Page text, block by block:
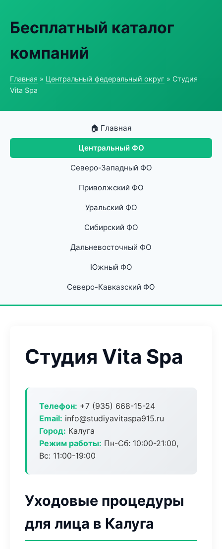
Бесплатный каталог
компаний
Главная » Центральный федеральный округ » Студия
Vita Spa
🏠 Главная
Центральный ФО
Северо-Западный ФО
Приволжский ФО
Уральский ФО
Сибирский ФО
Дальневосточный ФО
Южный ФО
Северо-Кавказский ФО
Студия Vita Spa
Телефон: +7 (935) 668-15-24
Email: info@studiyavitaspa915.ru
Город: Калуга
Режим работы: Пн-Сб: 10:00-21:00,
Вс: 11:00-19:00
Уходовые процедуры
для лица в Калуга